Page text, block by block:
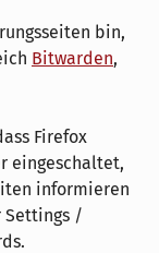
bin,
Bitwarden,
Firefox
eingeschaltet,
informieren
Settings /